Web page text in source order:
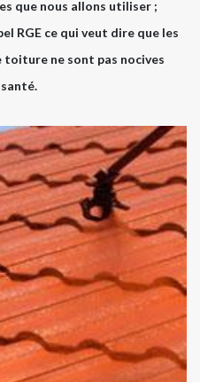
que nous allons utiliser ;
RGE ce qui veut dire que les
ne sont pas nocives